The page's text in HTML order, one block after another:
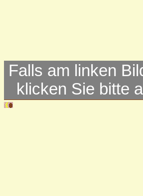
Falls am linken
klicken Sie bitte